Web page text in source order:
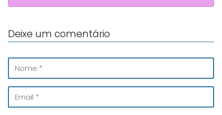
Deixe um comentário